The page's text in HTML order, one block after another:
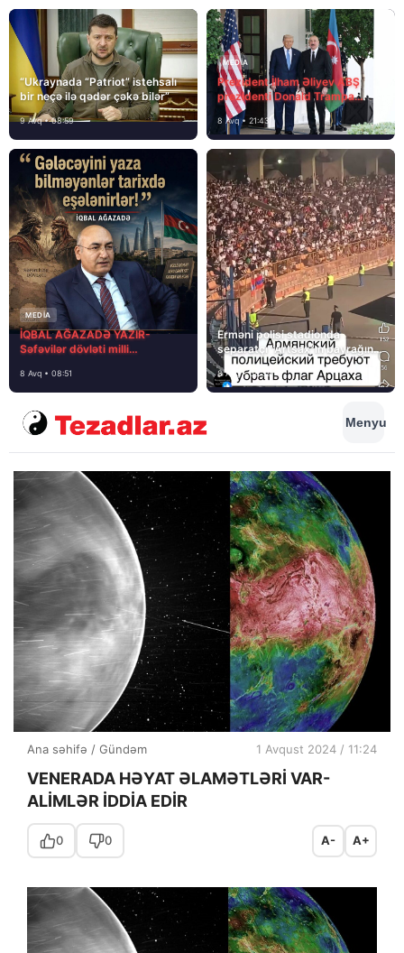
“Ukraynada “Patriot” istehsalı
bir neçə ilə qədər çəkə bilər”
9 Avq • 08:59
MEDİA
Prezident İlham Əliyev ABŞ
prezidenti Donald Trampa
məktubunda yazıb ki…
8 Avq • 21:43
MEDİA
İQBAL AĞAZADƏ YAZIR-
Səfəvilər dövləti milli
8 Avq • 08:51
Erməni polisi stadionda
separatçı “Artsax”ın bayrağını
müsadirə etdi və…
8 Avq • 08:39
Menyu
Ana səhifə / Gündəm 1 Avqust 2024 / 11:24
VENERADA HƏYAT ƏLAMƏTLƏRİ VAR-
ALİMLƏR İDDİA EDİR
0 0 A- A+